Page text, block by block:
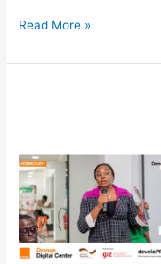
Read More »
janvier
2023_Douala,
Cameroun